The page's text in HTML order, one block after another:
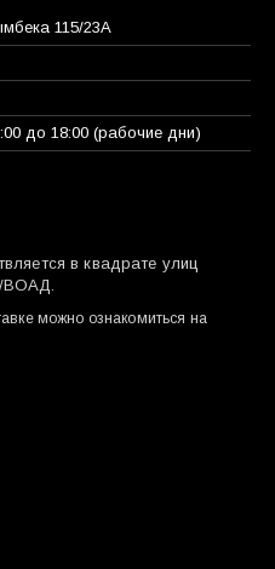
115/23A
до 18:00 (рабочие дни)
в квадрате улиц
ВОАД.
можно ознакомиться на